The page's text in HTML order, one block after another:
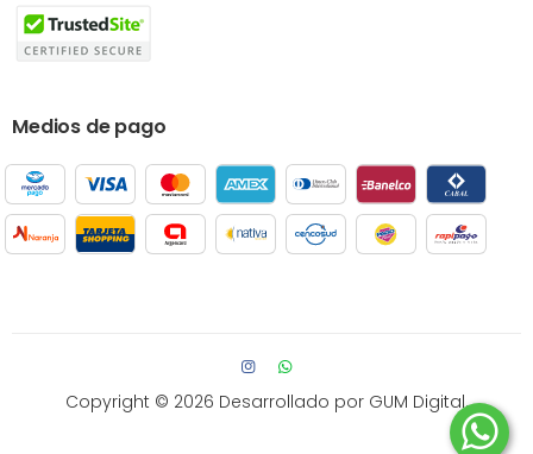
Medios de pago
Copyright © 2026 Desarrollado por GUM Digital.